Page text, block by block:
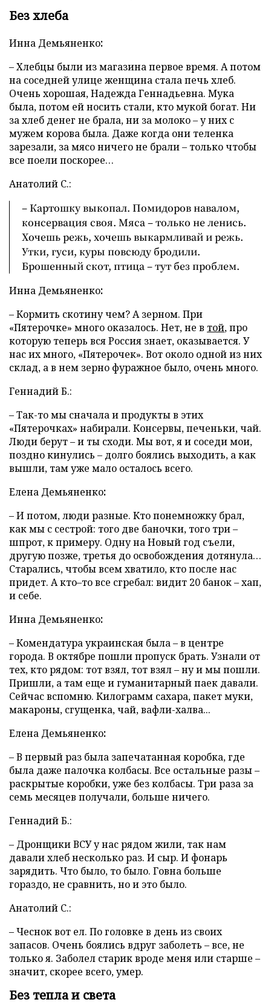
Без хлеба
Инна Демьяненко:
– Хлебцы были из магазина первое время. А потом
на соседней улице женщина стала печь хлеб.
Очень хорошая, Надежда Геннадьевна. Мука
была, потом ей носить стали, кто мукой богат. Ни
за хлеб денег не брала, ни за молоко – у них с
мужем корова была. Даже когда они теленка
зарезали, за мясо ничего не брали – только чтобы
все поели поскорее…
Анатолий С.:
– Картошку выкопал. Помидоров навалом,
консервация своя. Мяса – только не ленись.
Хочешь режь, хочешь выкармливай и режь.
Утки, гуси, куры повсюду бродили.
Брошенный скот, птица – тут без проблем.
Инна Демьяненко:
– Кормить скотину чем? А зерном. При
«Пятерочке» много оказалось. Нет, не в той, про
которую теперь вся Россия знает, оказывается. У
нас их много, «Пятерочек». Вот около одной из них
склад, а в нем зерно фуражное было, очень много.
Геннадий Б.:
– Так-то мы сначала и продукты в этих
«Пятерочках» набирали. Консервы, печеньки, чай.
Люди берут – и ты сходи. Мы вот, я и соседи мои,
поздно кинулись – долго боялись выходить, а как
вышли, там уже мало осталось всего.
Елена Демьяненко:
– И потом, люди разные. Кто понемножку брал,
как мы с сестрой: того две баночки, того три –
шпрот, к примеру. Одну на Новый год съели,
другую позже, третья до освобождения дотянула…
Старались, чтобы всем хватило, кто после нас
придет. А кто–то все сгребал: видит 20 банок – хап,
и себе.
Инна Демьяненко:
– Комендатура украинская была – в центре
города. В октябре пошли пропуск брать. Узнали от
тех, кто рядом: тот взял, тот взял – ну и мы пошли.
Пришли, а там еще и гуманитарный паек давали.
Сейчас вспомню. Килограмм сахара, пакет муки,
макароны, сгущенка, чай, вафли-халва...
Елена Демьяненко:
– В первый раз была запечатанная коробка, где
была даже палочка колбасы. Все остальные разы –
раскрытые коробки, уже без колбасы. Три раза за
семь месяцев получали, больше ничего.
Геннадий Б.:
– Дронщики ВСУ у нас рядом жили, так нам
давали хлеб несколько раз. И сыр. И фонарь
зарядить. Что было, то было. Говна больше
гораздо, не сравнить, но и это было.
Анатолий С.:
– Чеснок вот ел. По головке в день из своих
запасов. Очень боялись вдруг заболеть – все, не
только я. Заболел старик вроде меня или старше –
значит, скорее всего, умер.
Без тепла и света